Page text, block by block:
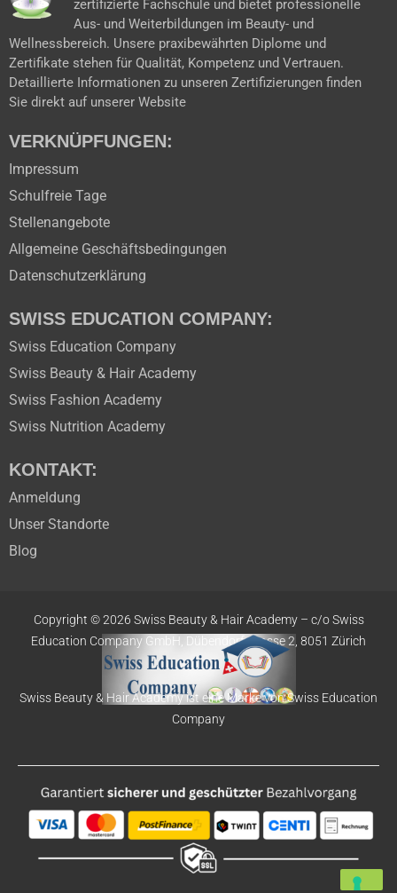
zertifizierte Fachschule und bietet professionelle
Aus- und Weiterbildungen im Beauty- und
Wellnessbereich. Unsere praxibewährten Diplome und
Zertifikate stehen für Qualität, Kompetenz und Vertrauen.
Detaillierte Informationen zu unseren Zertifizierungen finden
Sie direkt auf unserer Website
VERKNÜPFUNGEN:
Impressum
Schulfreie Tage
Stellenangebote
Allgemeine Geschäftsbedingungen
Datenschutzerklärung
SWISS EDUCATION COMPANY:
Swiss Education Company
Swiss Beauty & Hair Academy
Swiss Fashion Academy
Swiss Nutrition Academy
KONTAKT:
Anmeldung
Unser Standorte
Blog
Copyright © 2026 Swiss Beauty & Hair Academy – c/o Swiss
Education Company GmbH, Dübendorfstrasse 2, 8051 Zürich
Swiss Beauty & Hair Academy ist eine Marke von Swiss Education
Company